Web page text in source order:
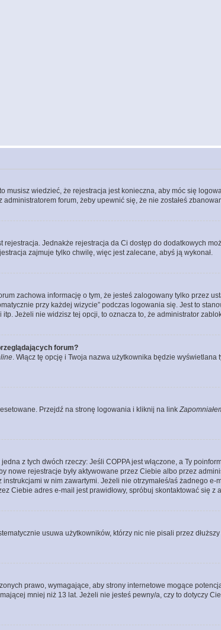
wiedzieć, że rejestracja jest konieczna, aby móc się
forum, żeby upewnić się, że nie zostałeś
Jednakże rejestracja da Ci dostęp do dodatkowych
zajmuje tylko chwilę, więc jest zalecane, abyś ją wykonał.
zachowa informację o tym, że jesteś zalogowany tylko przez
przy każdej wizycie” podczas logowania się. Jest to
Jeżeli nie widzisz tej opcji, to oznacza to, że administrator
forum?
. Włącz tę opcję i Twoja nazwa użytkownika będzie
Przejdź na stronę logowania i kliknij na link
z tych dwóch rzeczy: Jeśli COPPA jest włączone, a Ty
nowe rejestracje były aktywowane przez Ciebie albo przez
w nim zawartymi. Jeżeli nie otrzymałeś/aś żadnego
Ciebie adres e-mail jest prawidłowy, spróbuj skontaktować się z
usuwa użytkowników, którzy nic nie pisali przez
prawo, wymagające, aby strony internetowe mogące
mniej niż 13 lat. Jeżeli nie jesteś pewny/a, czy to dotyczy